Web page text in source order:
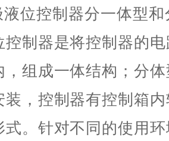
液位控制器分一体型
控制器是将控制器的
，组成一体结构；分
装，控制器有控制箱
式。针对不同的使用